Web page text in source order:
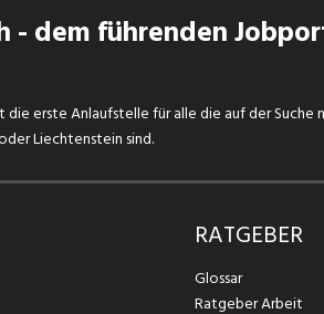
dem führenden
erste Anlaufstelle für alle die auf der Suche
Liechtenstein sind.
RATGEBER
Glossar
Ratgeber Arbeit